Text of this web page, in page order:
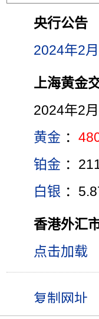
央行公告
2024年2
上海黄金
2024年2
黄金 ：
铂金 ：
白银 ：
香港外汇
点击加载